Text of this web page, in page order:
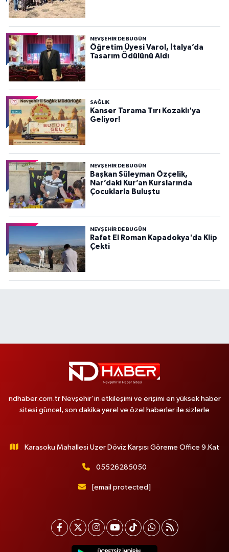
NEVŞEHIR DE BUGÜN
Öğretim Üyesi Varol, İtalya’da
Tasarım Ödülünü Aldı
SAĞLIK
Kanser Tarama Tırı Kozaklı'ya
Geliyor!
NEVŞEHIR DE BUGÜN
Başkan Süleyman Özçelik,
Nar’daki Kur’an Kurslarında
Çocuklarla Buluştu
NEVŞEHIR DE BUGÜN
Rafet El Roman Kapadokya'da Klip
Çekti
ndhaber.com.tr Nevşehir'in etkileşimi ve erişimi en yüksek haber
sitesi güncel, son dakika yerel ve özel haberler ile sizlerle
Karasoku Mahallesi Uzer Döviz Karşısı Göreme Office 9.Kat
05526285050
[email protected]